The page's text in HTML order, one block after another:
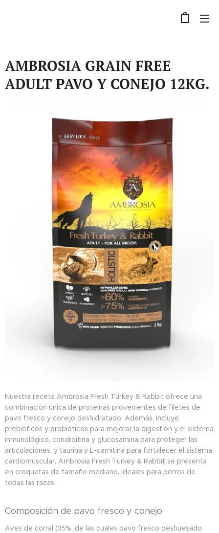
AMBROSIA GRAIN FREE
ADULT PAVO Y CONEJO 12KG.
Nuestra receta Ambrosia Fresh Turkey & Rabbit ofrece una
combinación única de proteínas provenientes de filetes de
pavo fresco y conejo deshidratado. Además, incluye
prebióticos y probióticos para mejorar la digestión y el sistema
inmunológico, condroitina y glucosamina para proteger las
articulaciones, y taurina y L-carnitina para fortalecer el sistema
cardiomuscular. Ambrosia Fresh Turkey & Rabbit se presenta
en croquetas de tamaño mediano, ideales para perros de
todas las razas.
Composición de pavo fresco y conejo
Aves de corral (35%, de las cuales pavo fresco deshuesado